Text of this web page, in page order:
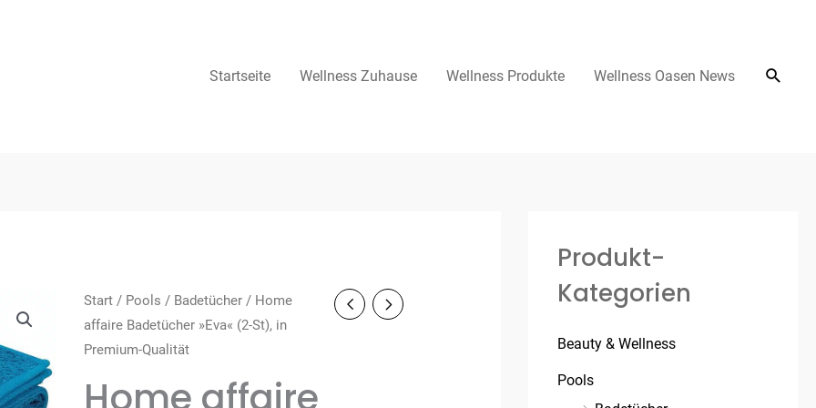
Startseite Wellness Zuhause Wellness Produkte Wellness Oasen News
Start/ Pools / Badetücher/ Home
affaire Badetücher »Eva« (2-St), in
Premium-Qualität
Produkt-
Kategorien
Beauty & Wellness
Pools